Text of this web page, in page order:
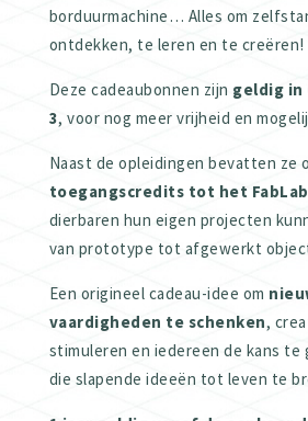
borduurmachine… Alles om
ontdekken, te leren en te creëren!
Deze cadeaubonnen zijn geldig in
3, voor nog meer vrijheid en
Naast de opleidingen bevatten ze
toegangscredits tot het FabLab
dierbaren hun eigen projecten
van prototype tot afgewerkt
Een origineel cadeau-idee om
vaardigheden te schenken,
stimuleren en iedereen de kans te
die slapende ideeën tot leven te